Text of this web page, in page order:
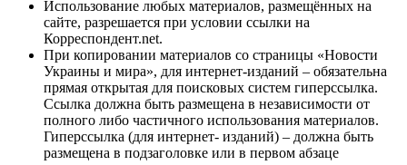
Использование любых материалов, размещённых на
сайте, разрешается при условии ссылки на
Корреспондент.net.
При копировании материалов со страницы «Новости
Украины и мира», для интернет-изданий – обязательна
прямая открытая для поисковых систем гиперссылка.
Ссылка должна быть размещена в независимости от
полного либо частичного использования материалов.
Гиперссылка (для интернет- изданий) – должна быть
размещена в подзаголовке или в первом абзаце